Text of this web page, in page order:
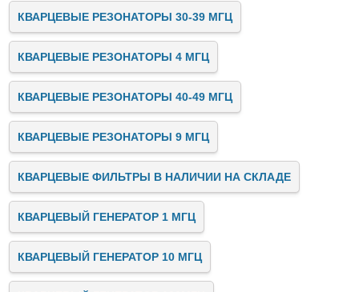
КВАРЦЕВЫЕ РЕЗОНАТОРЫ 30-39 МГЦ
КВАРЦЕВЫЕ РЕЗОНАТОРЫ 4 МГЦ
КВАРЦЕВЫЕ РЕЗОНАТОРЫ 40-49 МГЦ
КВАРЦЕВЫЕ РЕЗОНАТОРЫ 9 МГЦ
КВАРЦЕВЫЕ ФИЛЬТРЫ В НАЛИЧИИ НА СКЛАДЕ
КВАРЦЕВЫЙ ГЕНЕРАТОР 1 МГЦ
КВАРЦЕВЫЙ ГЕНЕРАТОР 10 МГЦ